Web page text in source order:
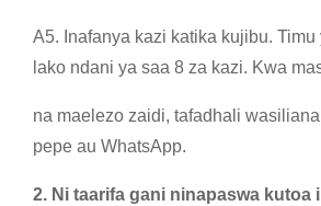
A5. Inafanya kazi katika kujibu.
lako ndani ya saa 8 za kazi. Kwa
na maelezo zaidi, tafadhali
pepe au WhatsApp.
2. Ni taarifa gani ninapaswa kutoa